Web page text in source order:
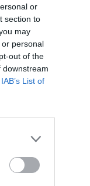
or
section to
may
personal
out of the
downstream
IAB’s List of